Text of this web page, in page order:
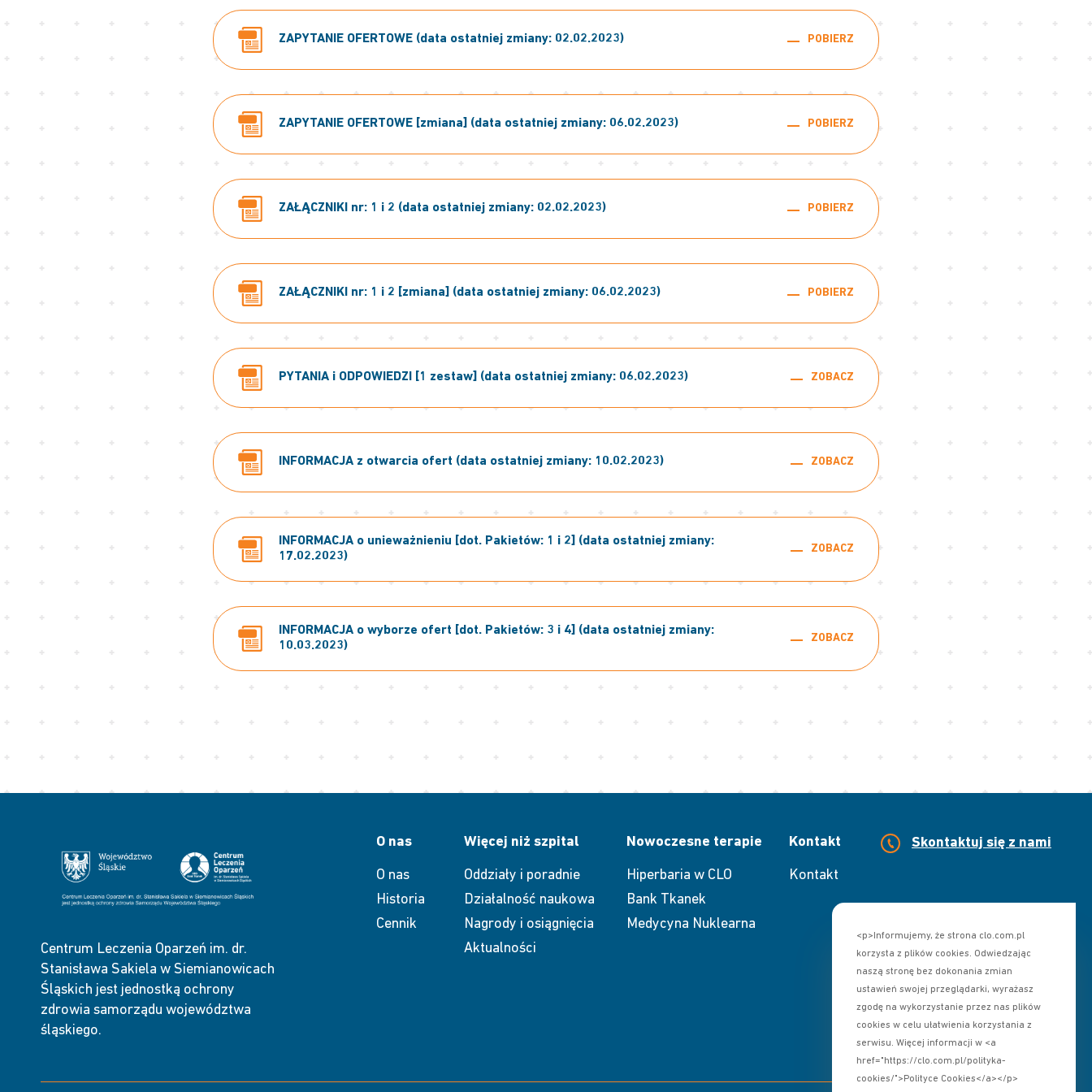
ZAPYTANIE OFERTOWE (data ostatniej zmiany: 02.02.2023) POBIERZ
ZAPYTANIE OFERTOWE [zmiana] (data ostatniej zmiany: 06.02.2023) POBIERZ
ZAŁĄCZNIKI nr: 1 i 2 (data ostatniej zmiany: 02.02.2023) POBIERZ
ZAŁĄCZNIKI nr: 1 i 2 [zmiana] (data ostatniej zmiany: 06.02.2023) POBIERZ
PYTANIA i ODPOWIEDZI [1 zestaw] (data ostatniej zmiany: 06.02.2023) ZOBACZ
INFORMACJA z otwarcia ofert (data ostatniej zmiany: 10.02.2023) ZOBACZ
INFORMACJA o unieważnieniu [dot. Pakietów: 1 i 2] (data ostatniej zmiany:
17.02.2023)
ZOBACZ
INFORMACJA o wyborze ofert [dot. Pakietów: 3 i 4] (data ostatniej zmiany:
10.03.2023)
ZOBACZ
Centrum Leczenia Oparzeń im. dr.
Stanisława Sakiela w Siemianowicach
Śląskich jest jednostką ochrony
zdrowia samorządu województwa
śląskiego.
O nas
O nas
Historia
Cennik
Więcej niż szpital
Oddziały i poradnie
Działalność naukowa
Nagrody i osiągnięcia
Aktualności
Nowoczesne terapie
Hiperbaria w CLO
Bank Tkanek
Medycyna Nuklearna
Kontakt
Kontakt
Skontaktuj się z nami
<p>Informujemy, że strona clo.com.pl
korzysta z plików cookies. Odwiedzając
naszą stronę bez dokonania zmian
ustawień swojej przeglądarki, wyrażasz
zgodę na wykorzystanie przez nas plików
cookies w celu ułatwienia korzystania z
serwisu. Więcej informacji w <a
href="https://clo.com.pl/polityka-
cookies/">Polityce Cookies</a></p>